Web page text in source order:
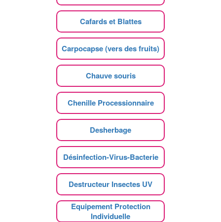
Cafards et Blattes
Carpocapse (vers des fruits)
Chauve souris
Chenille Processionnaire
Desherbage
Désinfection-Virus-Bacterie
Destructeur Insectes UV
Equipement Protection
Individuelle